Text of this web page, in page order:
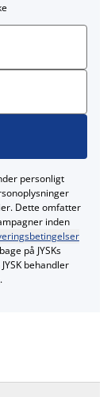
personligt
Dette omfatter
inden
på JYSKs
behandler
.